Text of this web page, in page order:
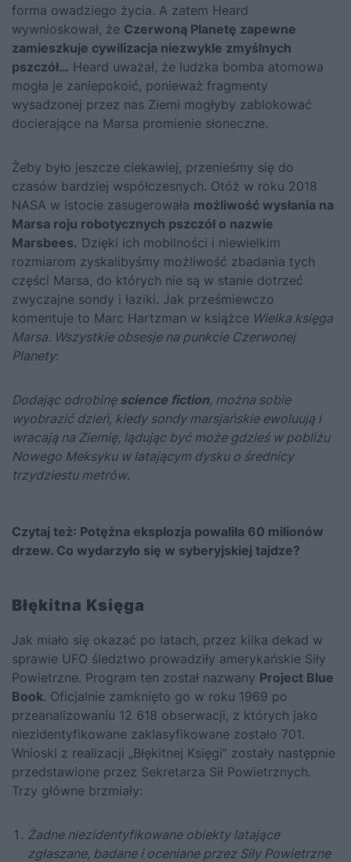
forma owadziego życia. A zatem Heard
wywnioskował, że Czerwoną Planetę zapewne
zamieszkuje cywilizacja niezwykle zmyślnych
pszczół… Heard uważał, że ludzka bomba atomowa
mogła je zaniepokoić, ponieważ fragmenty
wysadzonej przez nas Ziemi mogłyby zablokować
docierające na Marsa promienie słoneczne.
Żeby było jeszcze ciekawiej, przenieśmy się do
czasów bardziej współczesnych. Otóż w roku 2018
NASA w istocie zasugerowała możliwość wysłania na
Marsa roju robotycznych pszczół o nazwie
Marsbees. Dzięki ich mobilności i niewielkim
rozmiarom zyskalibyśmy możliwość zbadania tych
części Marsa, do których nie są w stanie dotrzeć
zwyczajne sondy i łaziki. Jak prześmiewczo
komentuje to Marc Hartzman w książce Wielka księga
Marsa. Wszystkie obsesje na punkcie Czerwonej
Planety:
Dodając odrobinę science fiction, można sobie
wyobrazić dzień, kiedy sondy marsjańskie ewoluują i
wracają na Ziemię, lądując być może gdzieś w pobliżu
Nowego Meksyku w latającym dysku o średnicy
trzydziestu metrów.
Czytaj też: Potężna eksplozja powaliła 60 milionów
drzew. Co wydarzyło się w syberyjskiej tajdze?
Błękitna Księga
Jak miało się okazać po latach, przez kilka dekad w
sprawie UFO śledztwo prowadziły amerykańskie Siły
Powietrzne. Program ten został nazwany Project Blue
Book. Oficjalnie zamknięto go w roku 1969 po
przeanalizowaniu 12 618 obserwacji, z których jako
niezidentyfikowane zaklasyfikowane zostało 701.
Wnioski z realizacji „Błękitnej Księgi” zostały następnie
przedstawione przez Sekretarza Sił Powietrznych.
Trzy główne brzmiały:
Żadne niezidentyfikowane obiekty latające
zgłaszane, badane i oceniane przez Siły Powietrzne